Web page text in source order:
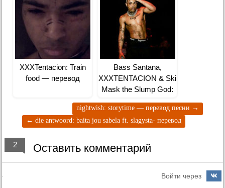
XXXTentacion: Train
food — перевод
Bass Santana,
XXXTENTACION & Ski
Mask the Slump God:
перевод
nightwish: storytime — перевод песни →
← die antwoord: baita jou sabela ft. slagysta- перевод
2 Оставить комментарий
Войти через